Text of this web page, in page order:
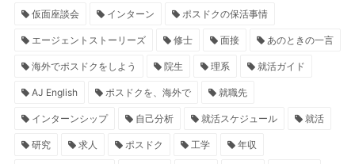
仮面座談会 インターン ポスドクの保活事情
エージェントストーリーズ 修士 面接 あのときの一言
海外でポスドクをしよう 院生 理系 就活ガイド
AJ English ポスドクを、海外で 就職先
インターンシップ 自己分析 就活スケジュール 就活
研究 求人 ポスドク 工学 年収